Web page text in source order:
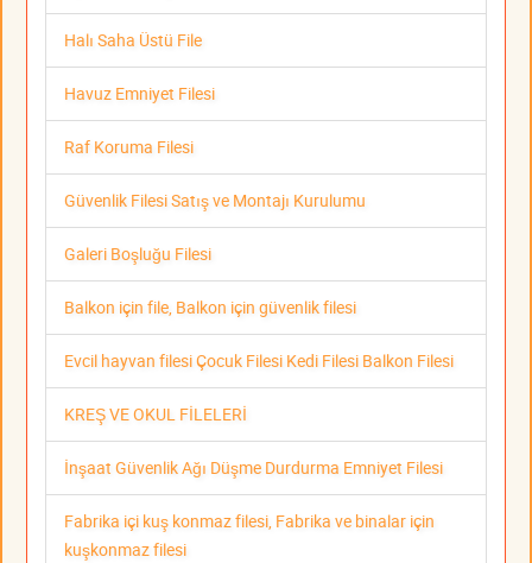
Halı Saha Üstü File
Havuz Emniyet Filesi
Raf Koruma Filesi
Güvenlik Filesi Satış ve Montajı Kurulumu
Galeri Boşluğu Filesi
Balkon için file, Balkon için güvenlik filesi
Evcil hayvan filesi Çocuk Filesi Kedi Filesi Balkon Filesi
KREŞ VE OKUL FİLELERİ
İnşaat Güvenlik Ağı Düşme Durdurma Emniyet Filesi
Fabrika içi kuş konmaz filesi, Fabrika ve binalar için
kuşkonmaz filesi